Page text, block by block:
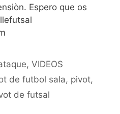
Espero que os
,VIDEOS
de futbol sala, pivot,
de futsal